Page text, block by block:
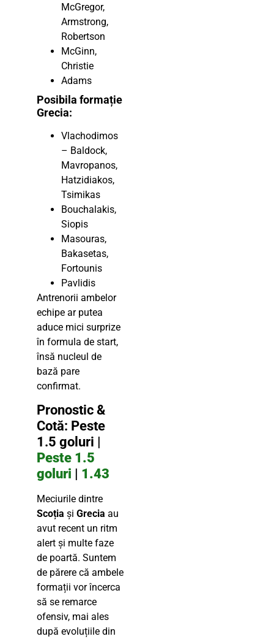
McGregor,
Armstrong,
Robertson
McGinn,
Christie
Adams
Posibila formație
Grecia:
Vlachodimos
– Baldock,
Mavropanos,
Hatzidiakos,
Tsimikas
Bouchalakis,
Siopis
Masouras,
Bakasetas,
Fortounis
Pavlidis
Antrenorii ambelor
echipe ar putea
aduce mici surprize
în formula de start,
însă nucleul de
bază pare
confirmat.
Pronostic &
Cotă: Peste
1.5 goluri |
Peste 1.5
goluri | 1.43
Meciurile dintre
Scoția și Grecia au
avut recent un ritm
alert și multe faze
de poartă. Suntem
de părere că ambele
formații vor încerca
să se remarce
ofensiv, mai ales
după evoluțiile din